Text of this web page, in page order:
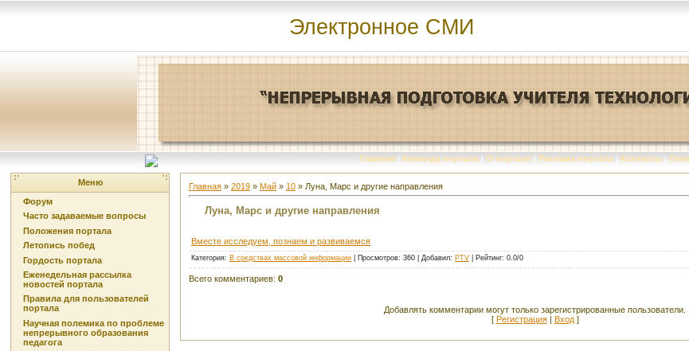
Электронное СМИ
Главная | Команда портала | О портале | Реклама портала | Контакты |
Меню
Форум
Часто задаваемые вопросы
Положения портала
Летопись побед
Гордость портала
Еженедельная рассылка
новостей портала
Правила для пользователей
портала
Научная полемика по проблеме
непрерывного образования
педагога
Главная » 2019 » Май » 10 » Луна, Марс и другие направления
Луна, Марс и другие направления
Вместе исследуем, познаем и развиваемся
Категория: В средствах массовой информации Просмотров: 360 | Добавил: PTV Рейтинг: 0.0/0
Всего комментариев: 0
Добавлять комментарии могут только зарегистрированные пользователи.
[ Регистрация| Вход]